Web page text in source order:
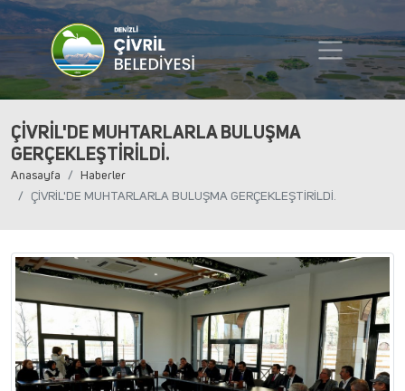
ÇİVRİL'DE MUHTARLARLA BULUŞMA
GERÇEKLEŞTİRİLDİ.
Anasayfa
Haberler
ÇİVRİL'DE MUHTARLARLA BULUŞMA GERÇEKLEŞTİRİLDİ.